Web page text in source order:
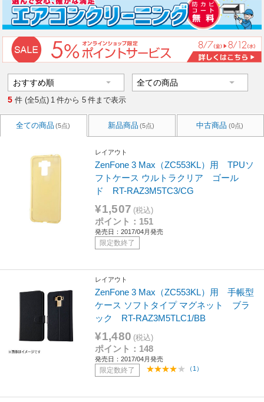
5 件 (全5点) 1 件から 5 件まで表示
全ての商品 (5点) 新品商品 (5点) 中古商品 (0点)
レイアウト
ZenFone 3 Max（ZC553KL）用 TPUソ
フトケース ウルトラクリア ゴール
ド RT-RAZ3M5TC3/CG
¥1,507 (税込)
ポイント：151
発売日：2017/04月発売
限定数終了
レイアウト
ZenFone 3 Max（ZC553KL）用 手帳型
ケース ソフトタイプ マグネット ブラ
ック RT-RAZ3M5TLC1/BB
¥1,480 (税込)
ポイント：148
発売日：2017/04月発売
限定数終了 （1）